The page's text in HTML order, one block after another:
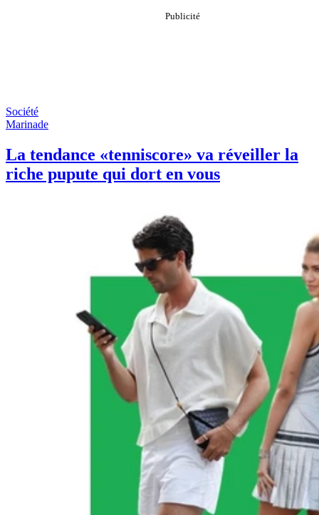
Société
Marinade
La tendance «tenniscore» va réveiller la
riche pupute qui dort en vous